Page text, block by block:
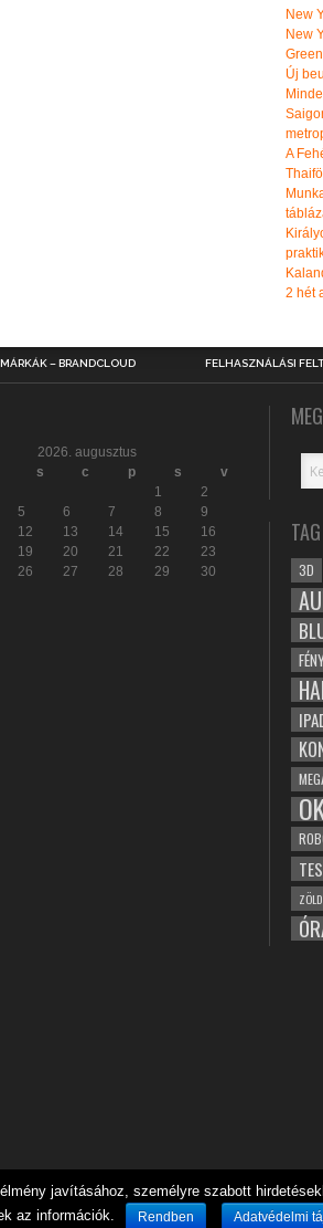
New
New
Új
A
2 hét
– BRANDCLOUD FELHASZNÁLÁSI
2026. augusztus
s c p s
v
1
2
5 6 7 8
9
12 13 14 15
16
19 20 21 22
23
26 27 28 29
30
3D
ZÖLD
javításához, személyre szabott
az információk.
Rendben Adatvédelmi